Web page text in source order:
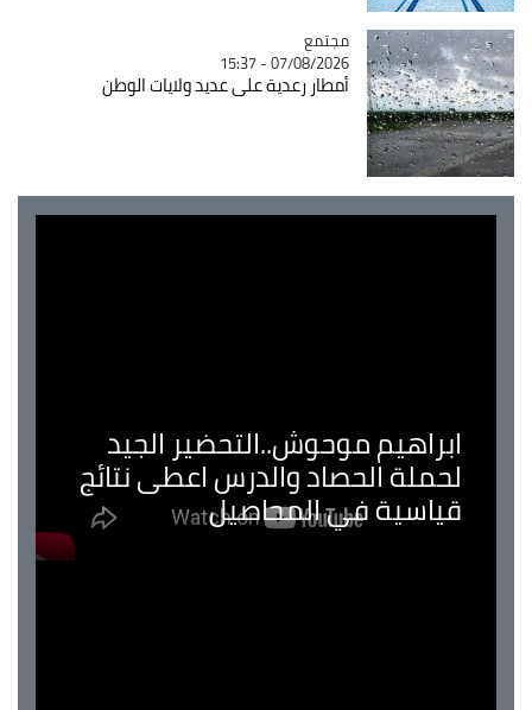
Catégorie
مجتمع
07/08/2026 - 15:37
أمطار رعدية على عديد ولايات الوطن
ابراهيم موحوش..التحضير الجيد
لحملة الحصاد والدرس اعطى نتائج
قياسية في المحاصيل